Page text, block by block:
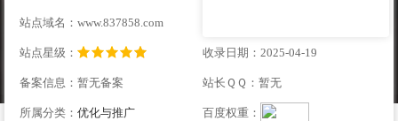
站点域名：www.837858.com
站点星级： 收录日期：2025-04-19
备案信息：暂无备案 站长ＱＱ：暂无
所属分类： 优化与推广 百度权重：